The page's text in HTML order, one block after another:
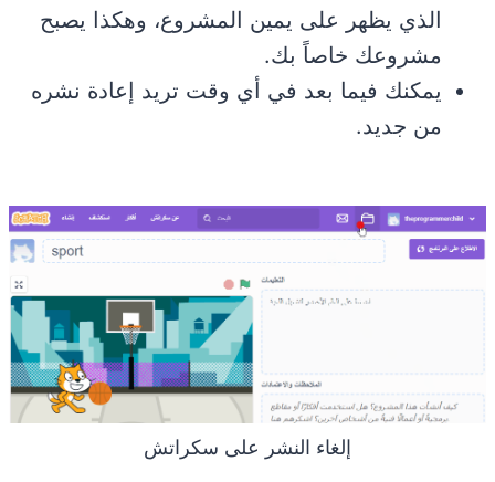
الذي يظهر على يمين المشروع، وهكذا يصبح
مشروعك خاصاً بك.
يمكنك فيما بعد في أي وقت تريد إعادة نشره
من جديد.
إلغاء النشر على سكراتش